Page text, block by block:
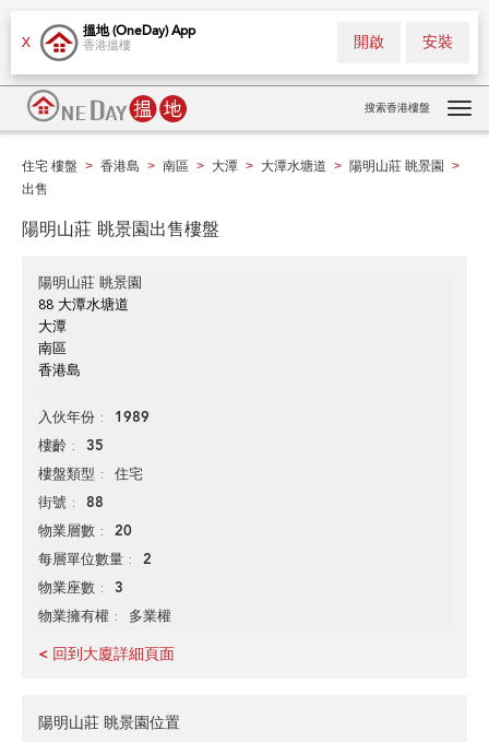
X
搵地 (OneDay) App
香港搵樓 安裝
開啟
搜索香港樓盤
住宅 樓盤 > 香港島 > 南區 > 大潭 > 大潭水塘道 > 陽明山莊 眺景園 >
出售
陽明山莊 眺景園出售樓盤
陽明山莊 眺景園
88 大潭水塘道
大潭
南區
香港島
入伙年份 1989
樓齡 35
樓盤類型 住宅
街號 88
物業層數 20
每層單位數量 2
物業座數 3
物業擁有權 多業權
< 回到大廈詳細頁面
陽明山莊 眺景園位置